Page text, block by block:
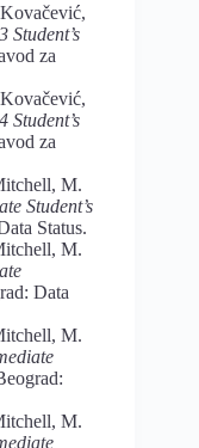
Student’s
za
Student’s
za
M.
Student’s
Status.
M.
Data
M.
M.